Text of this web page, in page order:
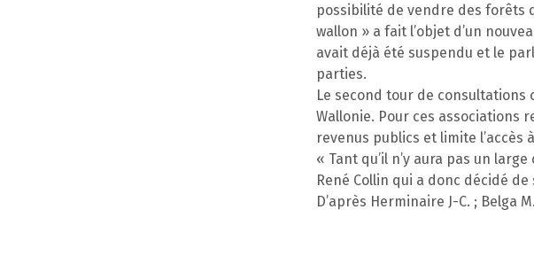
possibilité de vendre des forêts
wallon » a fait l’objet d’un
avait déjà été suspendu et le
parties.
Le second tour de
Wallonie. Pour ces associations
revenus publics et limite
« Tant qu’il n’y aura pas un
René Collin qui a donc décidé
D’après Herminaire J-C. ; Belga